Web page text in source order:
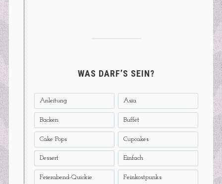
WAS DARF’S SEIN?
Anleitung Asia
Backen Buffet
Cake Pops Cupcakes
Dessert Einfach
Feierabend-Quickie Feinkostpunks